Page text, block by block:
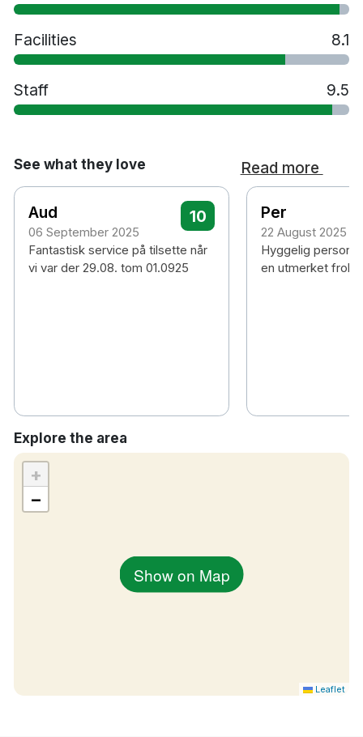
Facilities 8.1
Staff 9.5
See what they love Read more
Aud
06 September 2025
10
Fantastisk service på tilsette når
vi var der 29.08. tom 01.0925
Per
22 August 2025
Hyggelig
en utmerket
Explore the area
Show on Map
+
−
Leaflet